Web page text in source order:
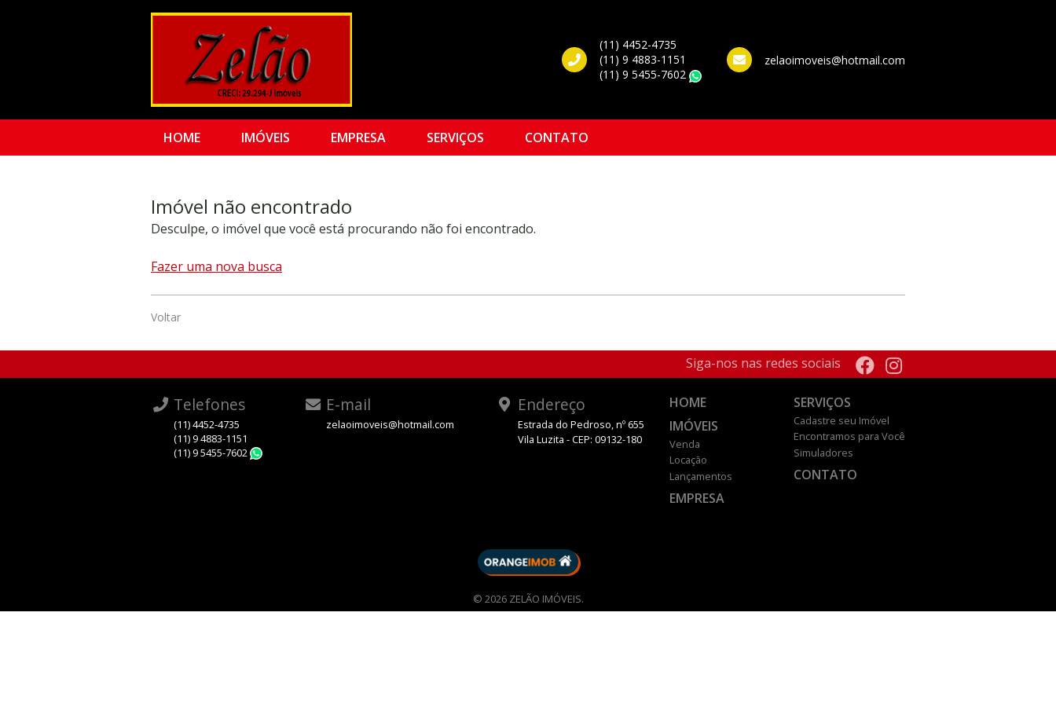
(11) 4452-4735
(11) 9 4883-1151
(11) 9 5455-7602
WhatsApp
zelaoimoveis@hotmail.com
HOME IMÓVEIS EMPRESA SERVIÇOS CONTATO
Imóvel não encontrado
Desculpe, o imóvel que você está procurando não foi encontrado.
Fazer uma nova busca
Voltar
Siga-nos nas redes sociais
Telefones
(11) 4452-4735
(11) 9 4883-1151
(11) 9 5455-7602
E-mail
zelaoimoveis@hotmail.com
Endereço
Estrada do Pedroso, nº 655
Vila Luzita - CEP: 09132-180
HOME
IMÓVEIS
Venda
Locação
Lançamentos
EMPRESA
SERVIÇOS
Cadastre seu Imóvel
Encontramos para Você
Simuladores
CONTATO
© 2026 ZELÃO IMÓVEIS.